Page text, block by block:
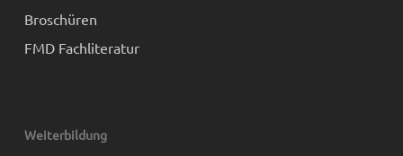
Broschüren
FMD Fachliteratur
Weiterbildung